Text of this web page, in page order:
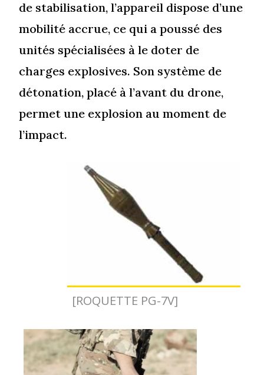
de stabilisation, l’appareil dispose d’une
mobilité accrue, ce qui a poussé des
unités spécialisées à le doter de
charges explosives. Son système de
détonation, placé à l’avant du drone,
permet une explosion au moment de
l’impact.
[ROQUETTE PG-7V]